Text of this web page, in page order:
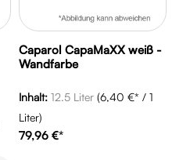
Caparol CapaMaXX weiß -
Wandfarbe
Inhalt: 12.5 Liter (6,40 €* / 1
Liter)
79,96 €*